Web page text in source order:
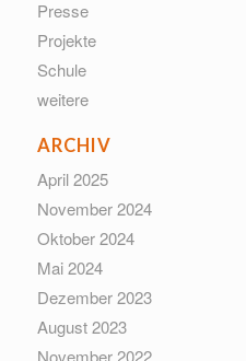
Presse
Projekte
Schule
weitere
ARCHIV
April 2025
November 2024
Oktober 2024
Mai 2024
Dezember 2023
August 2023
November 2022